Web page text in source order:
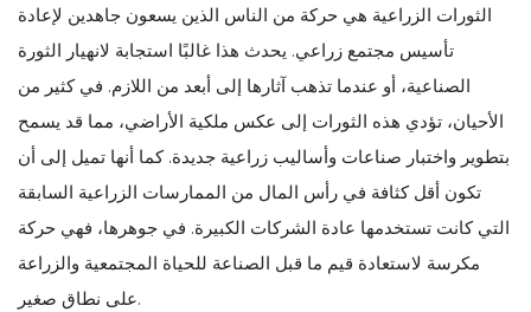
الثورات الزراعية هي حركة من الناس الذين يسعون جاهدين لإعادة
تأسيس مجتمع زراعي. يحدث هذا غالبًا استجابة لانهيار الثورة
الصناعية، أو عندما تذهب آثارها إلى أبعد من اللازم. في كثير من
الأحيان، تؤدي هذه الثورات إلى عكس ملكية الأراضي، مما قد يسمح
بتطوير واختبار صناعات وأساليب زراعية جديدة. كما أنها تميل إلى أن
تكون أقل كثافة في رأس المال من الممارسات الزراعية السابقة
التي كانت تستخدمها عادة الشركات الكبيرة. في جوهرها، فهي حركة
مكرسة لاستعادة قيم ما قبل الصناعة للحياة المجتمعية والزراعة
على نطاق صغير.